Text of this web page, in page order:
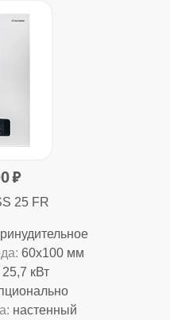
25 FR
60x100 мм
25,7 кВт
настенный